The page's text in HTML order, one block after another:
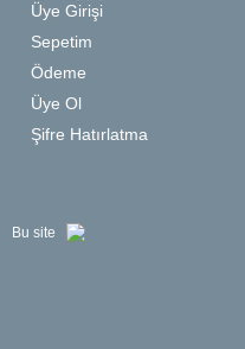
Üye Girişi
Sepetim
Ödeme
Üye Ol
Şifre Hatırlatma
Bu site